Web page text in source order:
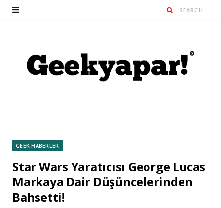
GEEK HABERLER
Star Wars Yaratıcısı George Lucas
Markaya Dair Düşüncelerinden
Bahsetti!